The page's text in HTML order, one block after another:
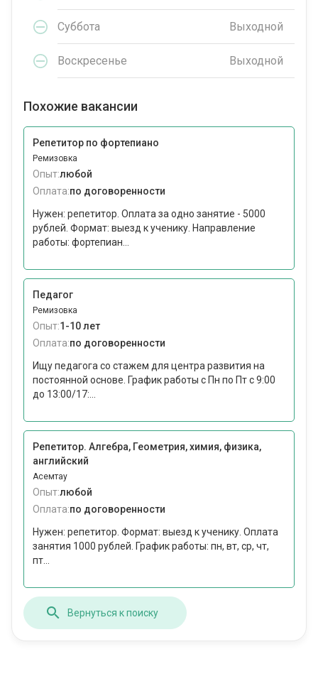
Суббота Выходной
Воскресенье Выходной
Похожие вакансии
Репетитор по фортепиано
Ремизовка
Опыт:любой
Оплата:по договоренности
Нужен: репетитор. Оплата за одно занятие - 5000
рублей. Формат: выезд к ученику. Направление
работы: фортепиан...
Педагог
Ремизовка
Опыт:1-10 лет
Оплата:по договоренности
Ищу педагога со стажем для центра развития на
постоянной основе. График работы с Пн по Пт с 9:00
до 13:00/17:...
Репетитор. Алгебра, Геометрия, химия, физика,
английский
Асемтау
Опыт:любой
Оплата:по договоренности
Нужен: репетитор. Формат: выезд к ученику. Оплата
занятия 1000 рублей. График работы: пн, вт, ср, чт,
пт...
Вернуться к поиску